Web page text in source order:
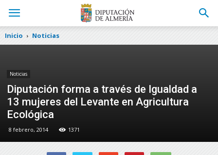
Inicio Noticias
Noticias
Diputación forma a través de Igualdad a
13 mujeres del Levante en Agricultura
Ecológica
8 febrero, 2014 1371